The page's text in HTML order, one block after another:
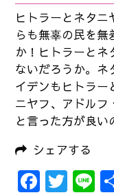
ヒトラーとネタニ
らも無辜の民を無
か！ヒトラーとネ
ないだろうか。ネ
イデンもヒトラー
ニヤフ、アドルフ
と言った方が良い
シェアする